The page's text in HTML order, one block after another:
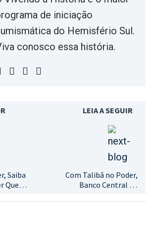
de iniciação
do Hemisfério Sul.
conosco essa história.
Saiba
Que
LEIA A SEGUIR
Com Talibã no Poder,
Banco Central do
Moeda Grega, um